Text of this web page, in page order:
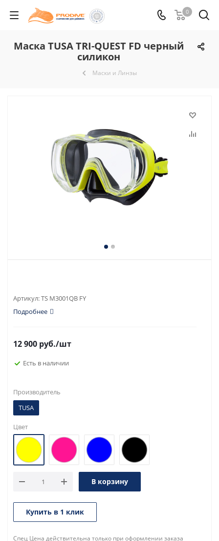
0
Маска TUSA TRI-QUEST FD черный
силикон
Маски и Линзы
Артикул:TS M3001QB FY
Подробнее
12 900 руб./шт
Есть в наличии
Производитель
TUSA
Цвет
В корзину
Купить в 1 клик
Спец Цена действительна только при оформлении заказа